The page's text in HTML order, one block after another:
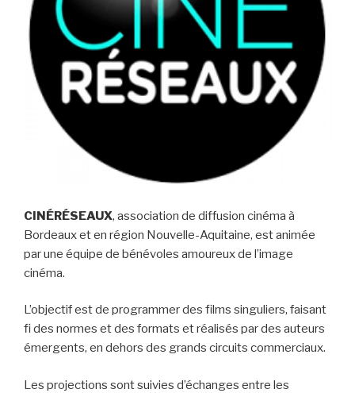
CINÉRÉSEAUX, association de diffusion cinéma à
Bordeaux et en région Nouvelle-Aquitaine, est animée
par une équipe de bénévoles amoureux de l’image
cinéma.
L’objectif est de programmer des films singuliers, faisant
fi des normes et des formats et réalisés par des auteurs
émergents, en dehors des grands circuits commerciaux.
Les projections sont suivies d’échanges entre les